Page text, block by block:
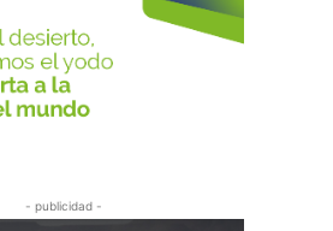
- publicidad -